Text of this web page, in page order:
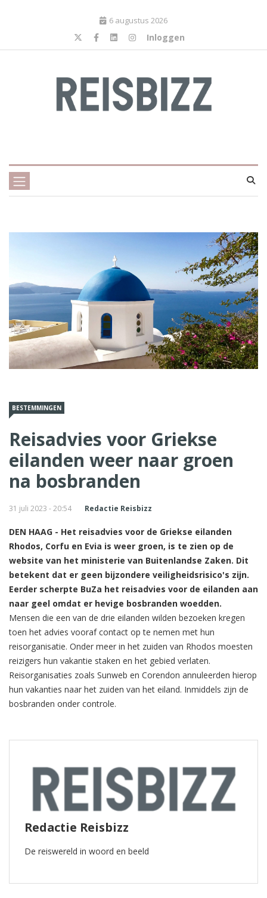
6 augustus 2026
Inloggen
BESTEMMINGEN
Reisadvies voor Griekse
eilanden weer naar groen
na bosbranden
31 juli 2023 - 20:54 Redactie Reisbizz
DEN HAAG - Het reisadvies voor de Griekse eilanden
Rhodos, Corfu en Evia is weer groen, is te zien op de
website van het ministerie van Buitenlandse Zaken. Dit
betekent dat er geen bijzondere veiligheidsrisico's zijn.
Eerder scherpte BuZa het reisadvies voor de eilanden aan
naar geel omdat er hevige bosbranden woedden.
Mensen die een van de drie eilanden wilden bezoeken kregen
toen het advies vooraf contact op te nemen met hun
reisorganisatie. Onder meer in het zuiden van Rhodos moesten
reizigers hun vakantie staken en het gebied verlaten.
Reisorganisaties zoals Sunweb en Corendon annuleerden hierop
hun vakanties naar het zuiden van het eiland. Inmiddels zijn de
bosbranden onder controle.
Redactie Reisbizz
De reiswereld in woord en beeld